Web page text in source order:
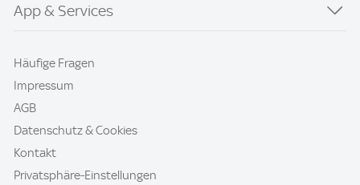
App & Services
Häufige Fragen
Impressum
AGB
Datenschutz & Cookies
Kontakt
Privatsphäre-Einstellungen